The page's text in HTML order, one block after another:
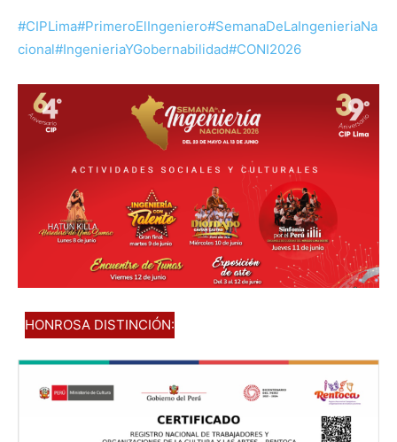
#CIPLima#PrimeroElIngeniero#SemanaDeLaIngenieriaNa
cional#IngenieriaYGobernabilidad#CONI2026
HONROSA DISTINCIÓN: